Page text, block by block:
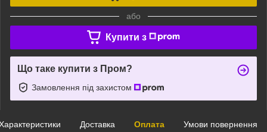
або
Купити з
Що таке купити з Пром?
Замовлення під захистом
Доставка Оплата Умови повернення